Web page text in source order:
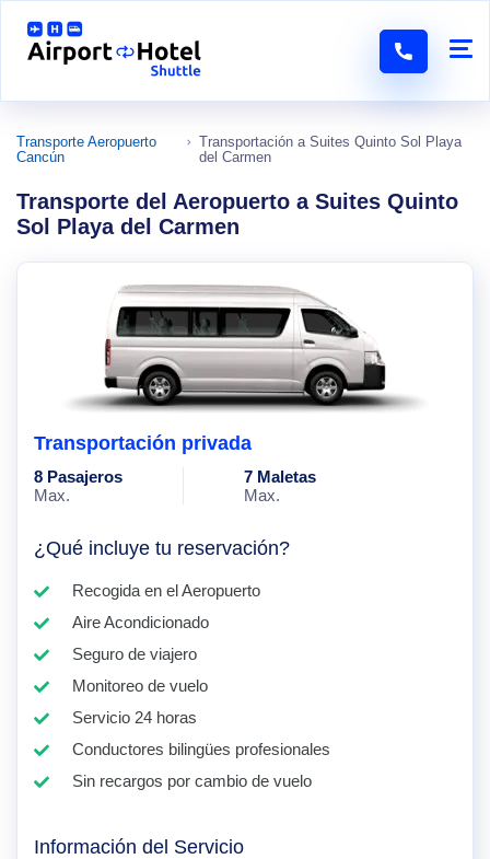
Transporte Aeropuerto
Cancún
Transportación a Suites Quinto Sol Playa
del Carmen
Transporte del Aeropuerto a Suites Quinto
Sol Playa del Carmen
Transportación privada
8 Pasajeros
Max.
7 Maletas
Max.
¿Qué incluye tu reservación?
Recogida en el Aeropuerto
Aire Acondicionado
Seguro de viajero
Monitoreo de vuelo
Servicio 24 horas
Conductores bilingües profesionales
Sin recargos por cambio de vuelo
Información del Servicio